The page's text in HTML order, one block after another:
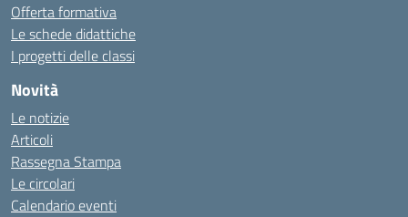
Offerta formativa
Le schede didattiche
I progetti delle classi
Novità
Le notizie
Articoli
Rassegna Stampa
Le circolari
Calendario eventi